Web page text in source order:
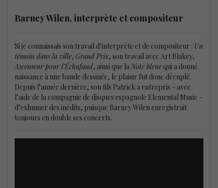
Barney Wilen, interprète et compositeur
Si je connaissais son travail d’interprète et de compositeur : Un
témoin dans la ville, Grand Prix, son travail avec Art Blakey,
Ascenseur pour l’Échafaud, ainsi que la Note bleue qui a donné
naissance à une bande dessinée, le plaisir fut donc décuplé.
Depuis l’année dernière, son fils Patrick a entrepris – avec
l’aide de la compagnie de disques espagnole Elemental Music –
d’exhumer des inédits, puisque Barney Wilen enregistrait
toujours en double ses concerts.